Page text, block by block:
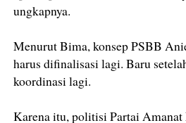
ungkapnya.
Menurut Bima, konsep PSBB
harus difinalisasi lagi. Baru
koordinasi lagi.
Karena itu, politisi Partai